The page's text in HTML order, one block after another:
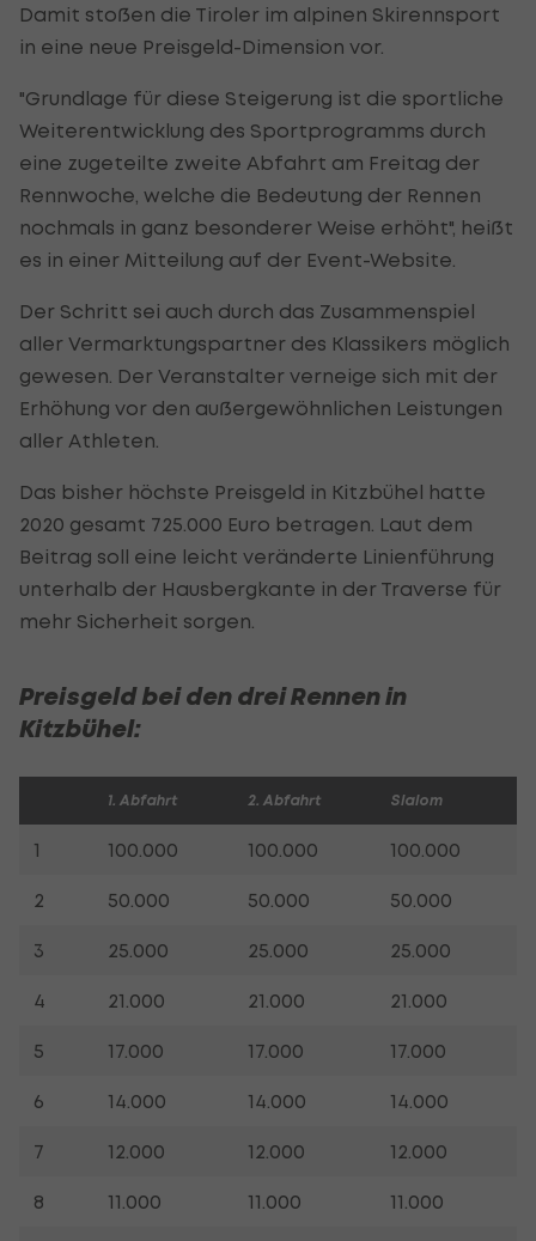
Damit stoßen die Tiroler im alpinen Skirennsport
in eine neue Preisgeld-Dimension vor.
"Grundlage für diese Steigerung ist die sportliche
Weiterentwicklung des Sportprogramms durch
eine zugeteilte zweite Abfahrt am Freitag der
Rennwoche, welche die Bedeutung der Rennen
nochmals in ganz besonderer Weise erhöht", heißt
es in einer Mitteilung auf der Event-Website.
Der Schritt sei auch durch das Zusammenspiel
aller Vermarktungspartner des Klassikers möglich
gewesen. Der Veranstalter verneige sich mit der
Erhöhung vor den außergewöhnlichen Leistungen
aller Athleten.
Das bisher höchste Preisgeld in Kitzbühel hatte
2020 gesamt 725.000 Euro betragen. Laut dem
Beitrag soll eine leicht veränderte Linienführung
unterhalb der Hausbergkante in der Traverse für
mehr Sicherheit sorgen.
Preisgeld bei den drei Rennen in
Kitzbühel:
1. Abfahrt 2. Abfahrt Slalom
1 100.000 100.000 100.000
2 50.000 50.000 50.000
3 25.000 25.000 25.000
4 21.000 21.000 21.000
5 17.000 17.000 17.000
6 14.000 14.000 14.000
7 12.000 12.000 12.000
8 11.000 11.000 11.000